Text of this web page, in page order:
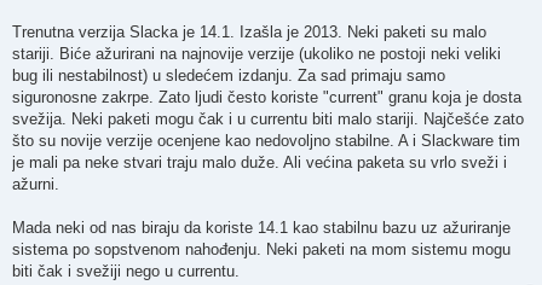
Trenutna verzija Slacka je 14.1. Izašla je 2013. Neki paketi su malo
stariji. Biće ažurirani na najnovije verzije (ukoliko ne postoji neki veliki
bug ili nestabilnost) u sledećem izdanju. Za sad primaju samo
siguronosne zakrpe. Zato ljudi često koriste "current" granu koja je dosta
svežija. Neki paketi mogu čak i u currentu biti malo stariji. Najčešće zato
što su novije verzije ocenjene kao nedovoljno stabilne. A i Slackware tim
je mali pa neke stvari traju malo duže. Ali većina paketa su vrlo sveži i
ažurni.
Mada neki od nas biraju da koriste 14.1 kao stabilnu bazu uz ažuriranje
sistema po sopstvenom nahođenju. Neki paketi na mom sistemu mogu
biti čak i svežiji nego u currentu.